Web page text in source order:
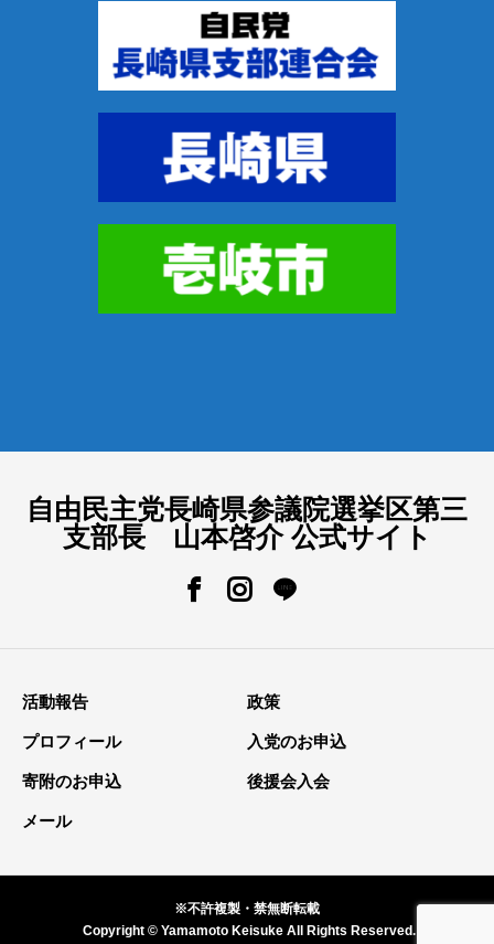
自由民主党長崎県参議院選挙区第三
支部長 山本啓介 公式サイト
活動報告 政策
プロフィール 入党のお申込
寄附のお申込 後援会入会
メール
※不許複製・禁無断転載
Copyright © Yamamoto Keisuke All Rights Reserved.